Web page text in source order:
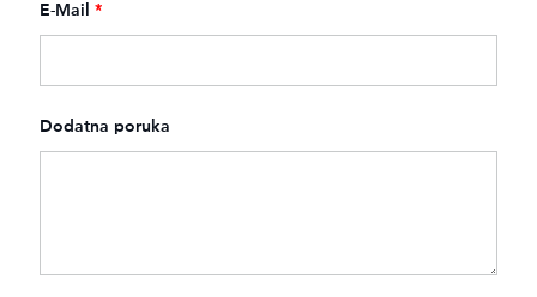
E-Mail *
Dodatna poruka